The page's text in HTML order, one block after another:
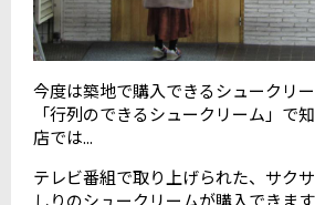
今度は築地で購入できるシュークリー
「行列のできるシュークリーム」で
店では...
テレビ番組で取り上げられた、サク